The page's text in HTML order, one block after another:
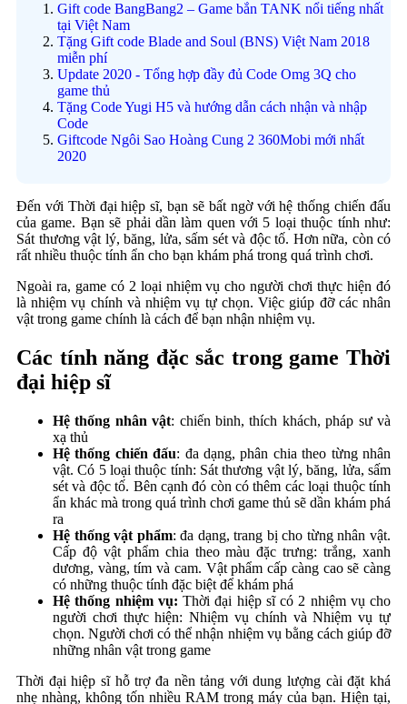
Gift code BangBang2 – Game bắn TANK nổi tiếng nhất
tại Việt Nam
Tặng Gift code Blade and Soul (BNS) Việt Nam 2018
miễn phí
Update 2020 - Tổng hợp đầy đủ Code Omg 3Q cho
game thủ
Tặng Code Yugi H5 và hướng dẫn cách nhận và nhập
Code
Giftcode Ngôi Sao Hoàng Cung 2 360Mobi mới nhất
2020
Đến với Thời đại hiệp sĩ, bạn sẽ bất ngờ với hệ thống chiến đấu
của game. Bạn sẽ phải dần làm quen với 5 loại thuộc tính như:
Sát thương vật lý, băng, lửa, sấm sét và độc tố. Hơn nữa, còn có
rất nhiều thuộc tính ẩn cho bạn khám phá trong quá trình chơi.
Ngoài ra, game có 2 loại nhiệm vụ cho người chơi thực hiện đó
là nhiệm vụ chính và nhiệm vụ tự chọn. Việc giúp đỡ các nhân
vật trong game chính là cách để bạn nhận nhiệm vụ.
Các tính năng đặc sắc trong game Thời
đại hiệp sĩ
Hệ thống nhân vật: chiến binh, thích khách, pháp sư và
xạ thủ
Hệ thống chiến đấu: đa dạng, phân chia theo từng nhân
vật. Có 5 loại thuộc tính: Sát thương vật lý, băng, lửa, sấm
sét và độc tố. Bên cạnh đó còn có thêm các loại thuộc tính
ẩn khác mà trong quá trình chơi game thủ sẽ dần khám phá
ra
Hệ thống vật phẩm: đa dạng, trang bị cho từng nhân vật.
Cấp độ vật phẩm chia theo màu đặc trưng: trắng, xanh
dương, vàng, tím và cam. Vật phẩm cấp càng cao sẽ càng
có những thuộc tính đặc biệt để khám phá
Hệ thống nhiệm vụ: Thời đại hiệp sĩ có 2 nhiệm vụ cho
người chơi thực hiện: Nhiệm vụ chính và Nhiệm vụ tự
chọn. Người chơi có thể nhận nhiệm vụ bằng cách giúp đỡ
những nhân vật trong game
Thời đại hiệp sĩ hỗ trợ đa nền tảng với dung lượng cài đặt khá
nhẹ nhàng, không tốn nhiều RAM trong máy của bạn. Hiện tại,